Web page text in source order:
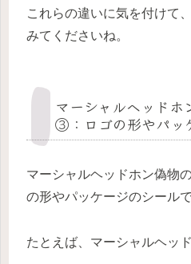
これらの違いに気を付けて
みてくださいね。
マーシャルヘッドホ
③：ロゴの形やパッ
マーシャルヘッドホン偽物
の形やパッケージのシールで
たとえば、マーシャルヘッ